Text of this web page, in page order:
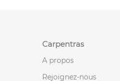
Carpentras
A propos
Rejoignez-nous